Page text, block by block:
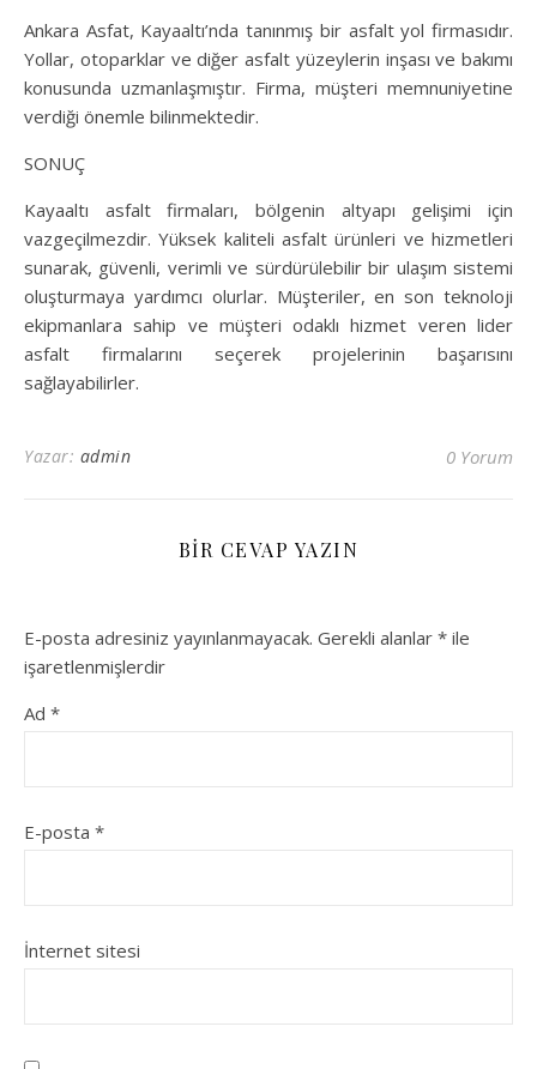
Ankara Asfat, Kayaaltı’nda tanınmış bir asfalt yol firmasıdır.
Yollar, otoparklar ve diğer asfalt yüzeylerin inşası ve bakımı
konusunda uzmanlaşmıştır. Firma, müşteri memnuniyetine
verdiği önemle bilinmektedir.
SONUÇ
Kayaaltı asfalt firmaları, bölgenin altyapı gelişimi için
vazgeçilmezdir. Yüksek kaliteli asfalt ürünleri ve hizmetleri
sunarak, güvenli, verimli ve sürdürülebilir bir ulaşım sistemi
oluşturmaya yardımcı olurlar. Müşteriler, en son teknoloji
ekipmanlara sahip ve müşteri odaklı hizmet veren lider
asfalt firmalarını seçerek projelerinin başarısını
sağlayabilirler.
Yazar: admin 0 Yorum
BIR CEVAP YAZIN
E-posta adresiniz yayınlanmayacak. Gerekli alanlar * ile
işaretlenmişlerdir
Ad *
E-posta *
İnternet sitesi